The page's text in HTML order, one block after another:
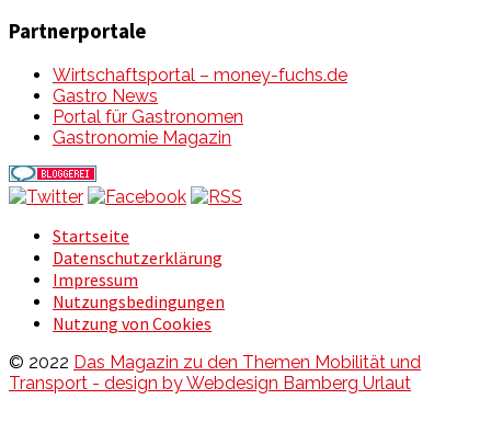
Partnerportale
Wirtschaftsportal – money-fuchs.de
Gastro News
Portal für Gastronomen
Gastronomie Magazin
Startseite
Datenschutzerklärung
Impressum
Nutzungsbedingungen
Nutzung von Cookies
© 2022 Das Magazin zu den Themen Mobilität und
Transport - design by Webdesign Bamberg Urlaut